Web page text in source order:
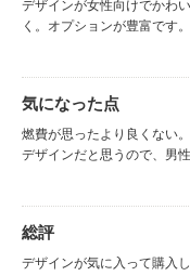
デザインが女性向けでかわ
く。オプションが豊富です
気になった点
燃費が思ったより良くない
デザインだと思うので、男
外側のカラーが青色や白、
総評
デザインが気に入って購入